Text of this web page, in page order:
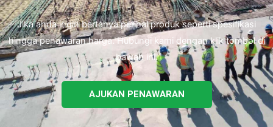
Jika anda ingin bertanya perihal produk seperti spesifikasi
hingga penawaran harga. Hubungi kami dengan klik tombol di
bawah ini.
AJUKAN PENAWARAN